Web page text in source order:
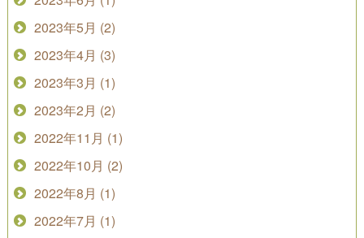
2023年5月 (2)
2023年4月 (3)
2023年3月 (1)
2023年2月 (2)
2022年11月 (1)
2022年10月 (2)
2022年8月 (1)
2022年7月 (1)